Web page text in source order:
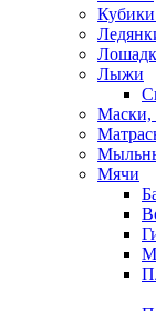
Кубики
Лыжи
Маски,
Мячи